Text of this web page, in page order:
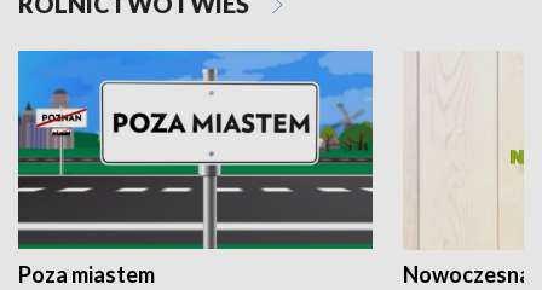
Poza miastem Nowoczesna